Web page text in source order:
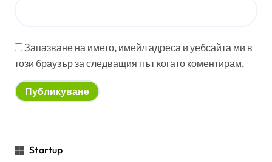
Запазване на името, имейл адреса и уебсайта ми в
този браузър за следващия път когато коментирам.
Startup